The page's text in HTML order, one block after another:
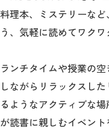
生涯学習・社会連携
入試情報サイト
料理本、ミステリーな
う、気軽に読めてワク
ランチタイムや授業の
しながらリラックスし
るようなアクティブな
が読書に親しむイベント